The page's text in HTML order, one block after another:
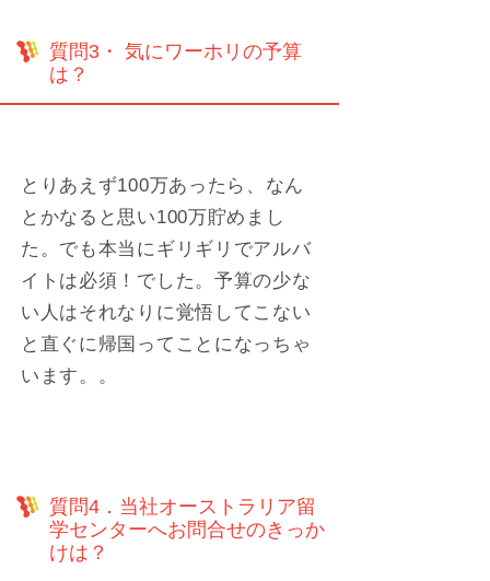
質問3・ 気にワーホリの予算
は？
とりあえず100万あったら、なん
とかなると思い100万貯めまし
た。でも本当にギリギリでアルバ
イトは必須！でした。予算の少な
い人はそれなりに覚悟してこない
と直ぐに帰国ってことになっちゃ
います。。
質問4．当社オーストラリア留
学センターへお問合せのきっか
けは？